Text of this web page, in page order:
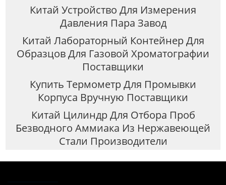
Китай Устройство Для Измерения
Давления Пара Завод
Китай Лабораторный Контейнер Для
Образцов Для Газовой Хроматографии
Поставщики
Купить Термометр Для Промывки
Корпуса Вручную Поставщики
Китай Цилиндр Для Отбора Проб
Безводного Аммиака Из Нержавеющей
Стали Производители